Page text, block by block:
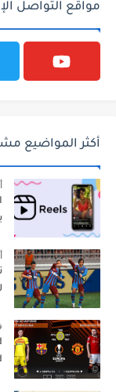
مواقع التواصل
أكثر المواضيع